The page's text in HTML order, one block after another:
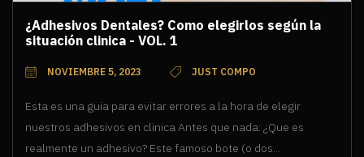
¿Adhesivos Dentales? Como elegirlos según la
situación clinica - VOL. 1
NOVIEMBRE 5, 2023 JUST COMPO
Esta es una guia para evitar errores a la hora de elegir
nuestros adhesivos en clinica Antes que nada: ¿Que es
realmente un adhesivo? Este famoso bote (o dos...